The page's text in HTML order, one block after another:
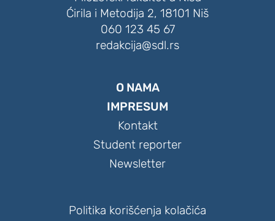
Ćirila i Metodija 2, 18101 Niš
060 123 45 67
redakcija@sdl.rs
O NAMA
IMPRESUM
Kontakt
Student reporter
Newsletter
Politika korišćenja kolačića